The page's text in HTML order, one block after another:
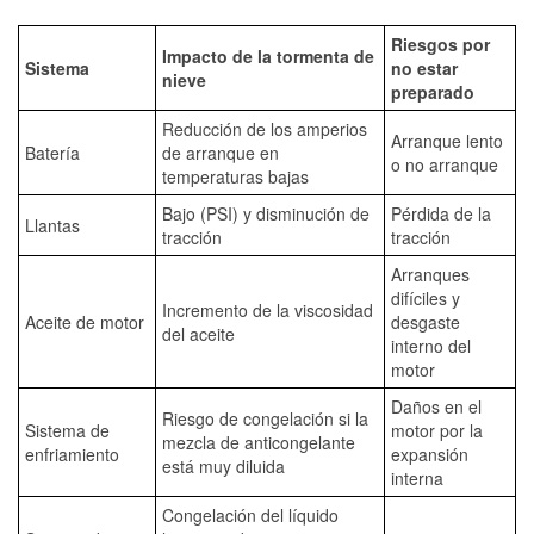
Sistema
Impacto de la tormenta de
nieve
Riesgos por
no estar
preparado
Batería
Reducción de los amperios
de arranque en
temperaturas bajas
Arranque lento
o no arranque
Llantas
Bajo (PSI) y disminución de
tracción
Pérdida de la
tracción
Aceite de motor
Incremento de la viscosidad
del aceite
Arranques
difíciles y
desgaste
interno del
motor
Sistema de
enfriamiento
Riesgo de congelación si la
mezcla de anticongelante
está muy diluida
Daños en el
motor por la
expansión
interna
Congelación del líquido